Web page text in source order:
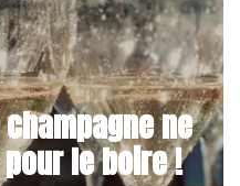
ne
le boire !